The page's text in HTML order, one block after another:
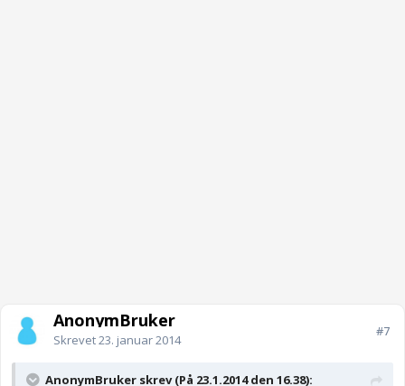
AnonymBruker
Skrevet23. januar 2014
#7
AnonymBruker skrev (På 23.1.2014 den 16.38):